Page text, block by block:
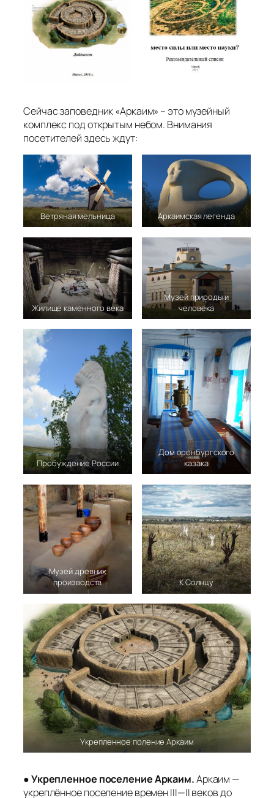
Сейчас заповедник «Аркаим» – это музейный
комплекс под открытым небом. Внимания
посетителей здесь ждут:
Ветряная мельница Аркаимская легенда
Жилище каменного века
Музей природы и
человека
Пробуждение России
Дом оренбургского
казака
Музей древних
производств
К Солнцу
Укрепленное поление Аркаим
●Укрепленное поселение Аркаим.Аркаим —
укреплённое поселение времен III—II веков до